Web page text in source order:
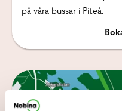
på våra bussar i Piteå.